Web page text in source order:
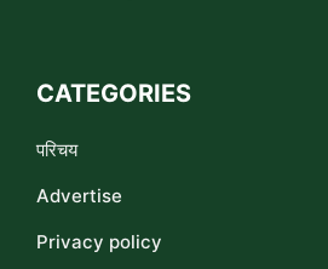
CATEGORIES
परिचय
Advertise
Privacy policy